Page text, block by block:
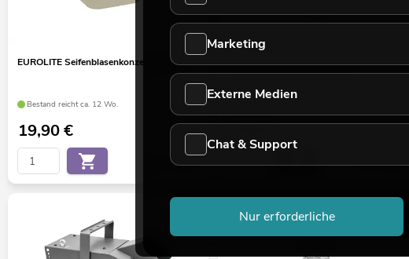
EUROLITE Seifenblasenkonzentrat für 5l
Bestand reicht ca. 12 Wo.
19,90€
No. 51705300
EUROLITE Seifenblasenfluid 1l
7,50€
No. 51705280
Marketing
Externe Medien
Chat & Support
Nur erforderliche